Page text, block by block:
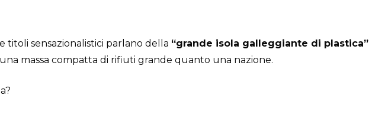
titoli sensazionalistici parlano della “grande isola galleggiante di plastica”
massa compatta di rifiuti grande quanto una nazione.